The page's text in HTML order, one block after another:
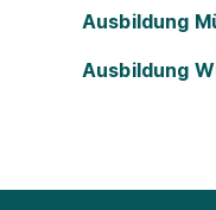
Ausbildung
Ausbildung